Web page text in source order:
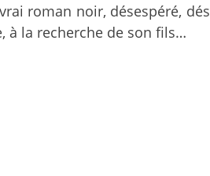
roman noir, désespéré,
à la recherche de son fils…